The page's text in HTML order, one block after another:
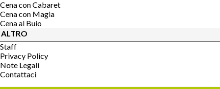
Cena con Cabaret
Cena con Magia
Cena al Buio
ALTRO
Staff
Privacy Policy
Note Legali
Contattaci